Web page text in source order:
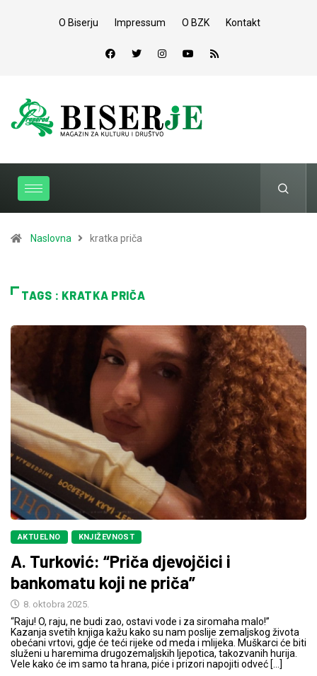
O Biserju Impressum O BZK Kontakt
Naslovna kratka priča
TAGS : KRATKA PRIČA
AKTUELNO KNJIŽEVNOST
A. Turković: “Priča djevojčici i
bankomatu koji ne priča”
8. oktobra 2025.
“Raju! O, raju, ne budi zao, ostavi vode i za siromaha malo!”
Kazanja svetih knjiga kažu kako su nam poslije zemaljskog života
obećani vrtovi, gdje će teći rijeke od meda i mlijeka. Muškarci će biti
služeni u haremima drugozemaljskih ljepotica, takozvanih hurija.
Vele kako će im samo ta hrana, piće i prizori napojiti odveć […]